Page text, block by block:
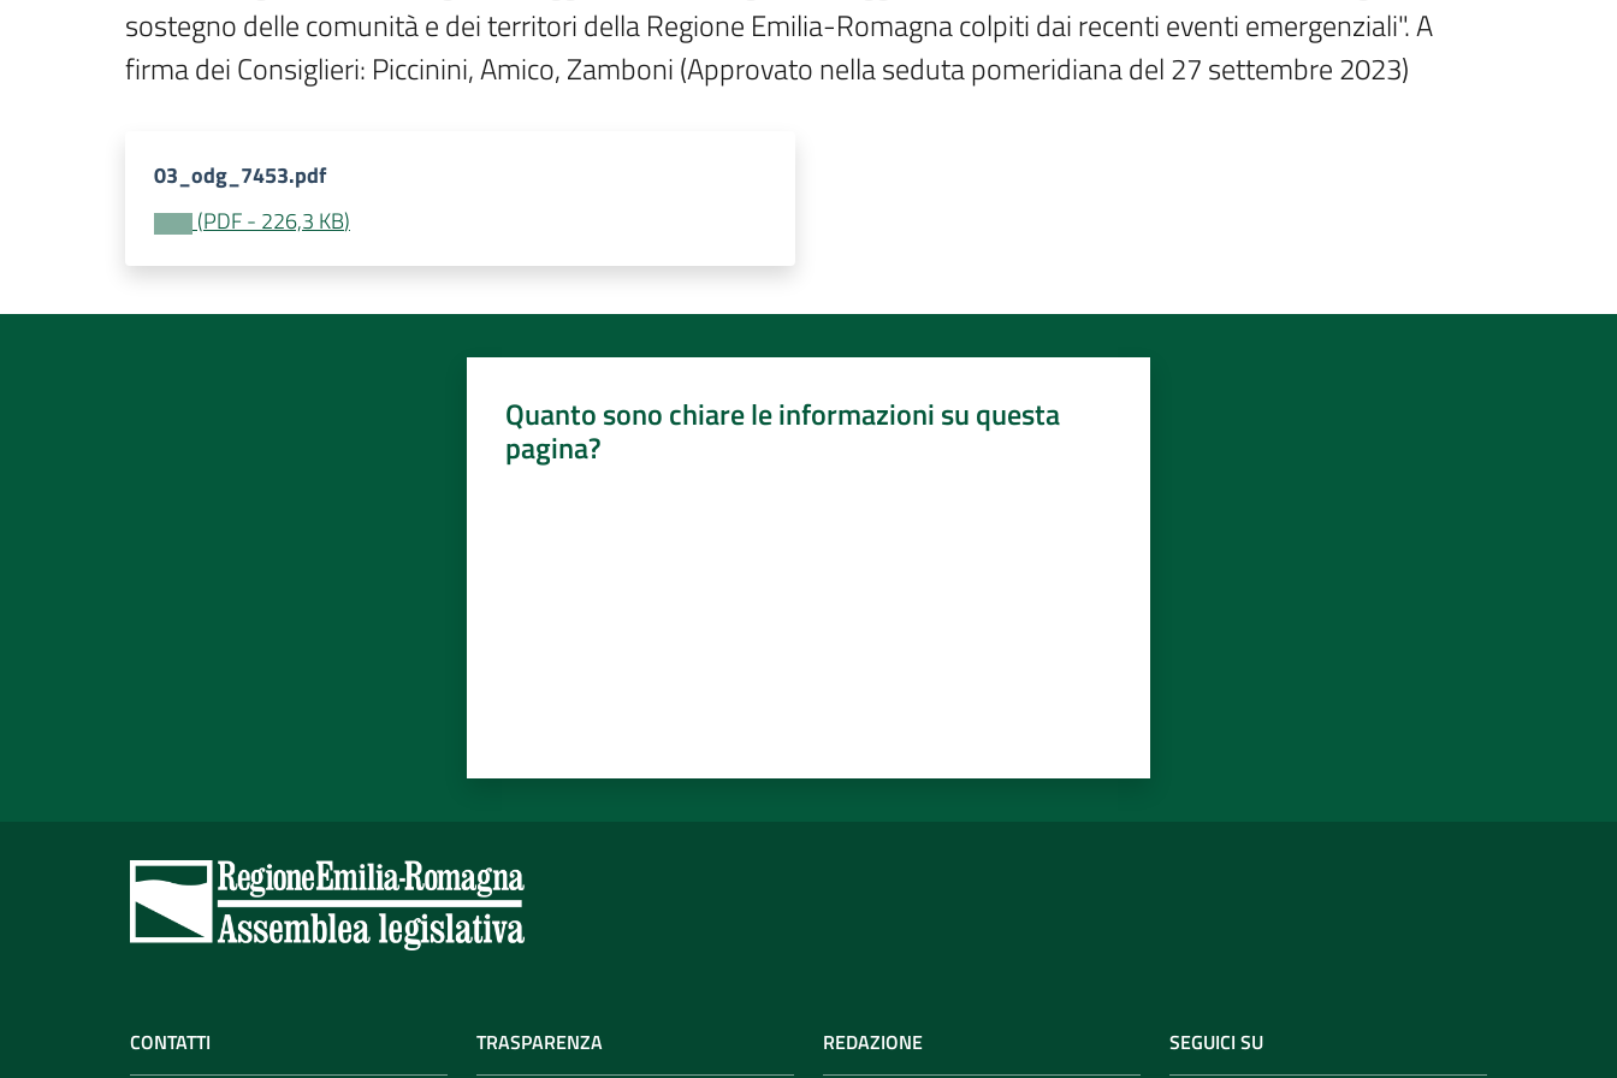
sostegno delle comunità e dei territori della Regione Emilia-Romagna colpiti dai recenti eventi emergenziali". A
firma dei Consiglieri: Piccinini, Amico, Zamboni (Approvato nella seduta pomeridiana del 27 settembre 2023)
03_odg_7453.pdf
(PDF- 226,3 KB)
Quanto sono chiare le informazioni su questa
pagina?
CONTATTI TRASPARENZA REDAZIONE SEGUICI SU